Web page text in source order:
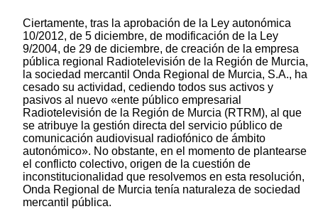
Ciertamente, tras la aprobación de la Ley autonómica
10/2012, de 5 diciembre, de modificación de la Ley
9/2004, de 29 de diciembre, de creación de la empresa
pública regional Radiotelevisión de la Región de Murcia,
la sociedad mercantil Onda Regional de Murcia, S.A., ha
cesado su actividad, cediendo todos sus activos y
pasivos al nuevo «ente público empresarial
Radiotelevisión de la Región de Murcia (RTRM), al que
se atribuye la gestión directa del servicio público de
comunicación audiovisual radiofónico de ámbito
autonómico». No obstante, en el momento de plantearse
el conflicto colectivo, origen de la cuestión de
inconstitucionalidad que resolvemos en esta resolución,
Onda Regional de Murcia tenía naturaleza de sociedad
mercantil pública.